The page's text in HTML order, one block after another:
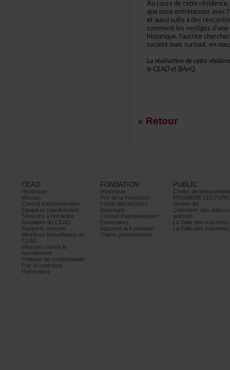
leCEADetBAnQ.
«Retour
CEAD
Historique
Mission
Conseild’administration
Équipeetcoordonnées
S’inscrireàl’infolettre
ActualitésduCEAD
Rapportsannuels
Membreshonorifiquesdu
CEAD
Mesurescontrele
harcèlement
Politiquedeconfidentialité
Prixetconcours
Partenaires
FONDATION
Historique
PrixdelaFondation
FondsMichelMarc
Bouchard
Conseild’administration
Partenaires
AppuyezlaFondation
Objetspromotionnels
PUBLIC
PREMIÈRELECTURE
Divans-lits
autrices